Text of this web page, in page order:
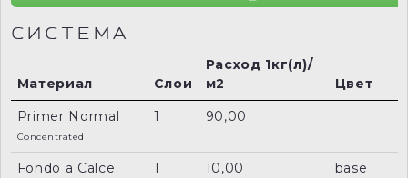
СИСТЕМА
Материал Слои
Расход 1кг(л)/
м2
Цвет
Primer Normal
Concentrated
1 90,00
Fondo a Calce 1 10,00
base